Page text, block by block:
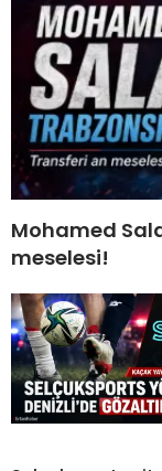
Mohamed
meselesi!